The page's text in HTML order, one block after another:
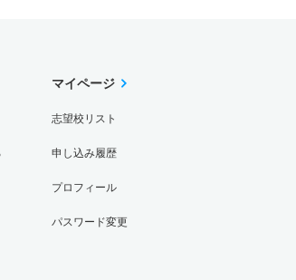
マイページ
志望校リスト
申し込み履歴
プロフィール
パスワード変更